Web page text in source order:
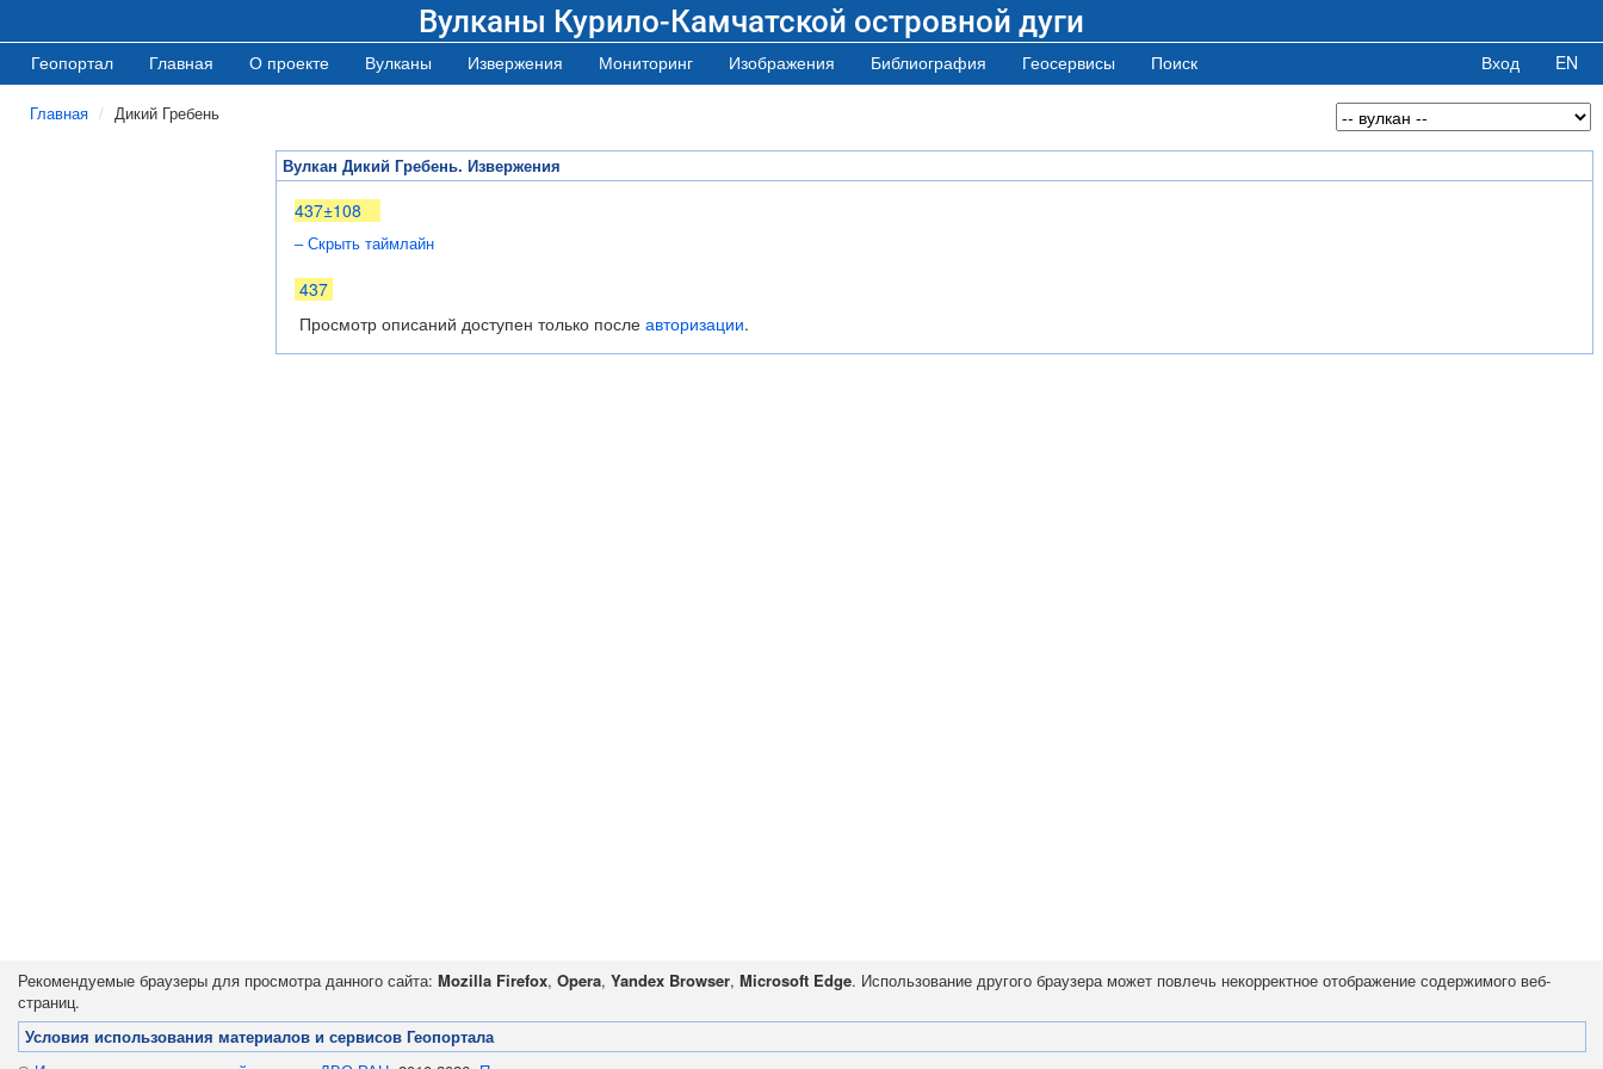
Вулканы Курило-Камчатской островной дуги
Геопортал Главная О проекте Вулканы Извержения Мониторинг Изображения Библиография Геосервисы Поиск Вход EN
Главная Дикий Гребень
Вулкан Дикий Гребень. Извержения
437±108
– Скрыть таймлайн
437
Просмотр описаний доступен только после авторизации.
Рекомендуемые браузеры для просмотра данного сайта: Mozilla Firefox, Opera, Yandex Browser, Microsoft Edge. Использование другого браузера может повлечь некорректное отображение содержимого веб-
страниц.
Условия использования материалов и сервисов Геопортала